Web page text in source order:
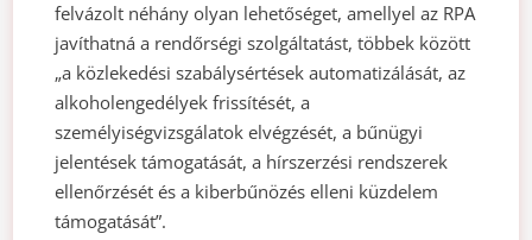
felvázolt néhány olyan lehetőséget, amellyel az RPA
javíthatná a rendőrségi szolgáltatást, többek között
„a közlekedési szabálysértések automatizálását, az
alkoholengedélyek frissítését, a
személyiségvizsgálatok elvégzését, a bűnügyi
jelentések támogatását, a hírszerzési rendszerek
ellenőrzését és a kiberbűnözés elleni küzdelem
támogatását”.